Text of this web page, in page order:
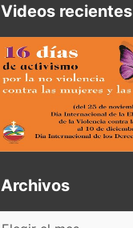
Videos recientes
Archivos